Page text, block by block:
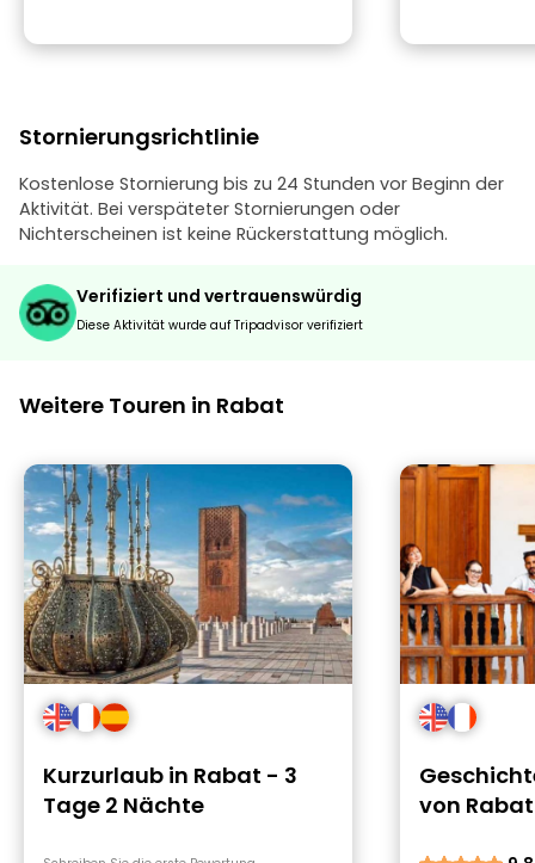
Stornierungsrichtlinie
Kostenlose Stornierung bis zu 24 Stunden vor Beginn der
Aktivität. Bei verspäteter Stornierungen oder
Nichterscheinen ist keine Rückerstattung möglich.
Verifiziert und vertrauenswürdig
Diese Aktivität wurde auf Tripadvisor verifiziert
Weitere Touren in Rabat
Kurzurlaub in Rabat - 3
Tage 2 Nächte
von